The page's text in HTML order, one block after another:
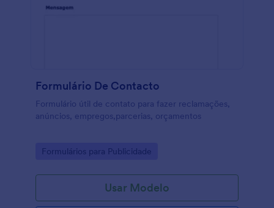
Formulário De Contacto
Formulário útil de contato para fazer reclamações,
anúncios, empregos,parcerias, orçamentos
Go to Category:
Formulários para Publicidade
Usar Modelo